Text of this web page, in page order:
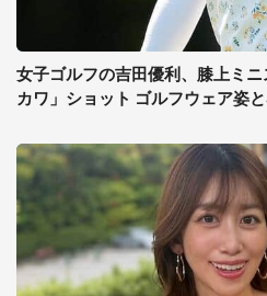
女子ゴルフの吉田優利、膝上ミ
カワ」ショット ゴルフウェア姿